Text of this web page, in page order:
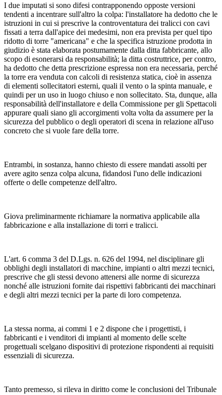
I due imputati si sono difesi contrapponendo opposte versioni
tendenti a incentrare sull'altro la colpa: l'installatore ha dedotto che le
istruzioni in cui si prescrive la controventatura dei tralicci con cavi
fissati a terra dall'apice dei medesimi, non era prevista per quel tipo
ridotto di torre "americana" e che la specifica istruzione prodotta in
giudizio è stata elaborata postumamente dalla ditta fabbricante, allo
scopo di esonerarsi da responsabilità; la ditta costruttrice, per contro,
ha dedotto che detta prescrizione espressa non era necessaria, perché
la torre era venduta con calcoli di resistenza statica, cioè in assenza
di elementi sollecitatori esterni, quali il vento o la spinta manuale, e
quindi per un uso in luogo chiuso e non sollecitato. Sta, dunque, alla
responsabilità dell'installatore e della Commissione per gli Spettacoli
appurare quali siano gli accorgimenti volta volta da assumere per la
sicurezza del pubblico o degli operatori di scena in relazione all'uso
concreto che si vuole fare della torre.
Entrambi, in sostanza, hanno chiesto di essere mandati assolti per
avere agito senza colpa alcuna, fidandosi l'uno delle indicazioni
offerte o delle competenze dell'altro.
Giova preliminarmente richiamare la normativa applicabile alla
fabbricazione e alla installazione di torri e tralicci.
L'art. 6 comma 3 del D.Lgs. n. 626 del 1994, nel disciplinare gli
obblighi degli installatori di macchine, impianti o altri mezzi tecnici,
prescrive che gli stessi devono attenersi alle norme di sicurezza
nonché alle istruzioni fornite dai rispettivi fabbricanti dei macchinari
e degli altri mezzi tecnici per la parte di loro competenza.
La stessa norma, ai commi 1 e 2 dispone che i progettisti, i
fabbricanti e i venditori di impianti al momento delle scelte
progettuali scelgano dispositivi di protezione rispondenti ai requisiti
essenziali di sicurezza.
Tanto premesso, si rileva in diritto come le conclusioni del Tribunale